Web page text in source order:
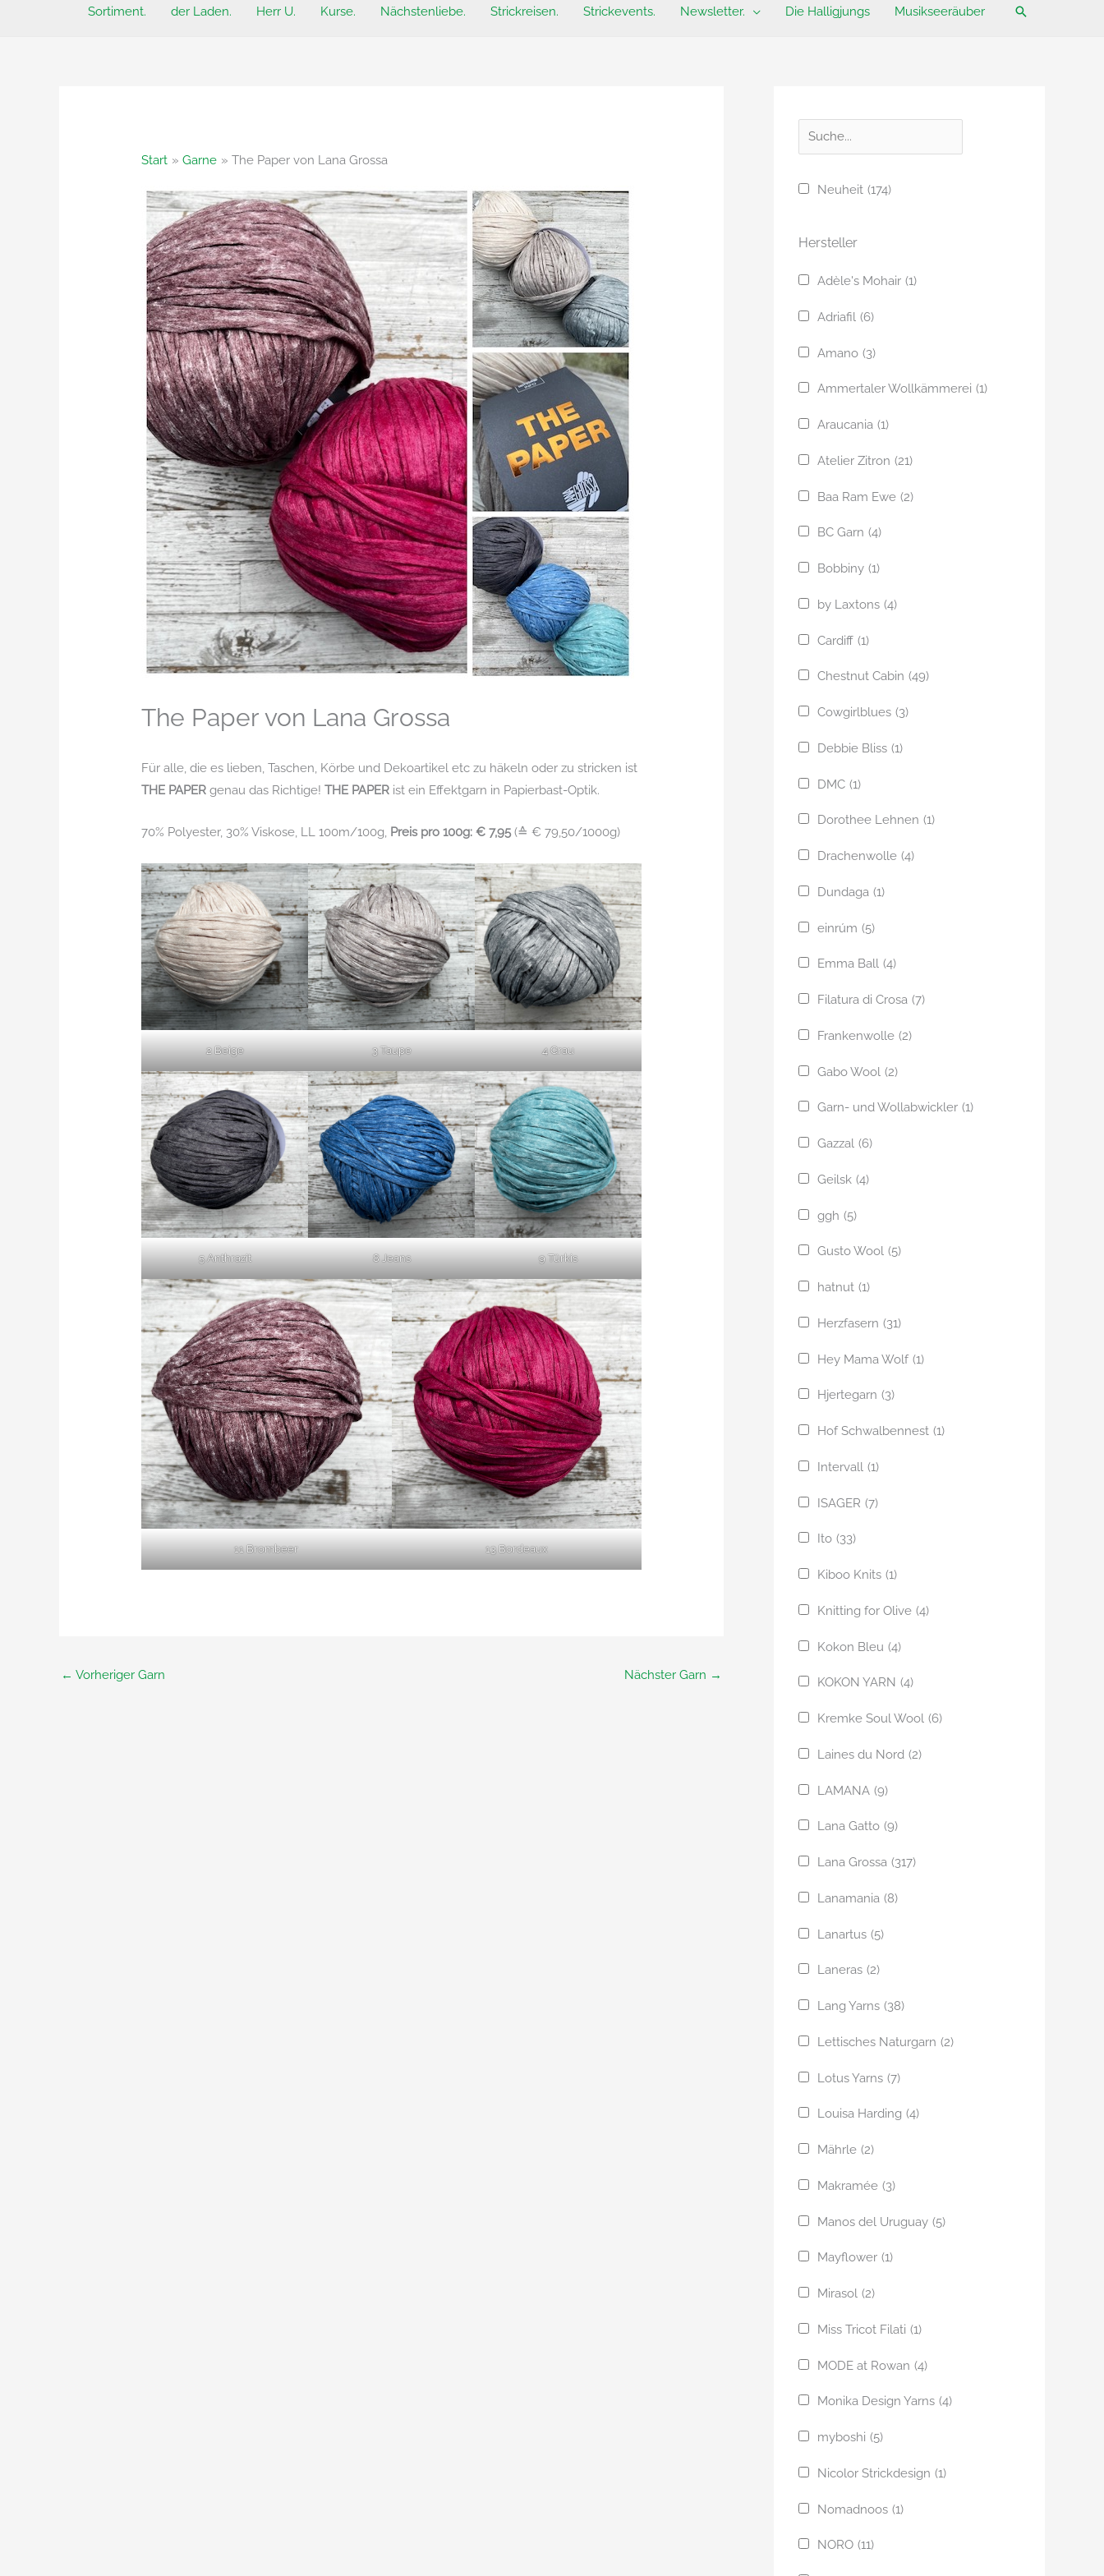
Sortiment. der Laden. Herr U. Kurse. Nächstenliebe. Strickreisen. Strickevents. Newsletter. Die Halligjungs Musikseeräuber Suchen
Start Garne The Paper von Lana Grossa
The Paper von Lana Grossa
Für alle, die es lieben, Taschen, Körbe und Dekoartikel etc zu häkeln oder zu stricken ist
THE PAPER genau das Richtige!THE PAPER ist ein Effektgarn in Papierbast-Optik.
70% Polyester, 30% Viskose, LL 100m/100g, Preis pro 100g: € 7,95(≙ € 79,50/1000g)
2 Beige 3 Taupe 4 Grau
5 Anthrazit 8 Jeans 9 Türkis
11 Brombeer 13 Bordeaux
← Vorheriger Garn Nächster Garn →
u
c
Neuheit (174)
Hersteller
Adèle's Mohair (1)
Adriafil (6)
Amano (3)
Ammertaler Wollkämmerei (1)
Araucania (1)
Atelier Zitron (21)
Baa Ram Ewe (2)
BC Garn (4)
Bobbiny (1)
by Laxtons (4)
Cardiff (1)
Chestnut Cabin (49)
Cowgirlblues (3)
Debbie Bliss (1)
DMC (1)
Dorothee Lehnen (1)
Drachenwolle (4)
Dundaga (1)
einrúm (5)
Emma Ball (4)
Filatura di Crosa (7)
Frankenwolle (2)
Gabo Wool (2)
Garn- und Wollabwickler (1)
Gazzal (6)
Geilsk (4)
ggh (5)
Gusto Wool (5)
hatnut (1)
Herzfasern (31)
Hey Mama Wolf (1)
Hjertegarn (3)
Hof Schwalbennest (1)
Intervall (1)
ISAGER (7)
Ito (33)
Kiboo Knits (1)
Knitting for Olive (4)
Kokon Bleu (4)
KOKON YARN (4)
Kremke Soul Wool (6)
Laines du Nord (2)
LAMANA (9)
Lana Gatto (9)
Lana Grossa (317)
Lanamania (8)
Lanartus (5)
Laneras (2)
Lang Yarns (38)
Lettisches Naturgarn (2)
Lotus Yarns (7)
Louisa Harding (4)
Mährle (2)
Makramée (3)
Manos del Uruguay (5)
Mayflower (1)
Mirasol (2)
Miss Tricot Filati (1)
MODE at Rowan (4)
Monika Design Yarns (4)
myboshi (5)
Nicolor Strickdesign (1)
Nomadnoos (1)
NORO (11)